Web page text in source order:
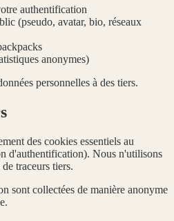
authentification
(pseudo, avatar, bio, réseaux
anonymes)
personnelles à des tiers.
des cookies essentiels au
d'authentification). Nous n'utilisons
traceurs tiers.
sont collectées de manière anonyme